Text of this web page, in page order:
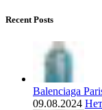
Recent Posts
Balenciaga
09.08.2024